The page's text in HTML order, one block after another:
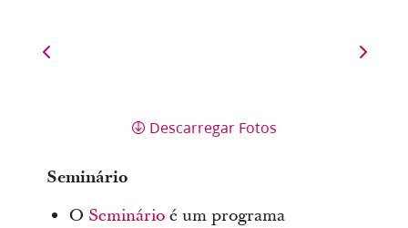
Descarregar Fotos
Seminário
O Seminárioé um programa